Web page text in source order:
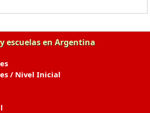
escuelas en Argentina
/ Nivel Inicial